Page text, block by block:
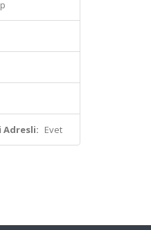
Adresli: Evet